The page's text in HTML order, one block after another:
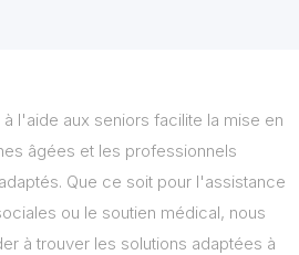
l'aide aux seniors facilite la mise en
âgées et les professionnels
Que ce soit pour l'assistance
ou le soutien médical, nous
à trouver les solutions adaptées à